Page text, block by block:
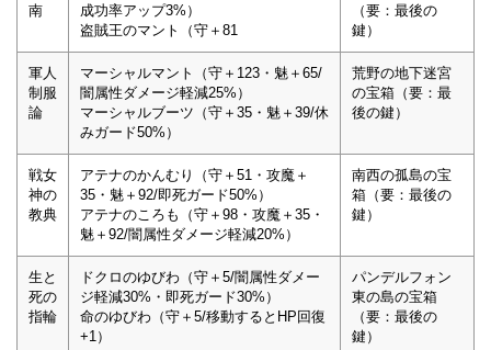
南
成功率アップ3%）
盗賊王のマント（守＋81
（要：最後の
鍵）
軍人
制服
論
マーシャルマント（守＋123・魅＋65/
闇属性ダメージ軽減25%）
マーシャルブーツ（守＋35・魅＋39/休
みガード50%）
荒野の地下迷宮
の宝箱（要：最
後の鍵）
戦女
神の
教典
アテナのかんむり（守＋51・攻魔＋
35・魅＋92/即死ガード50%）
アテナのころも（守＋98・攻魔＋35・
魅＋92/闇属性ダメージ軽減20%）
南西の孤島の宝
箱（要：最後の
鍵）
生と
死の
指輪
ドクロのゆびわ（守＋5/闇属性ダメー
ジ軽減30%・即死ガード30%）
命のゆびわ（守＋5/移動するとHP回復
+1）
パンデルフォン
東の島の宝箱
（要：最後の
鍵）